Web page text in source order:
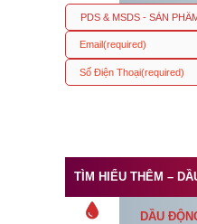
Email(required)
Số Điện Thoại(required)
TÌM HIỂU THÊM –
DẦU